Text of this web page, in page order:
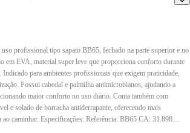
uso profissional tipo sapato BB65, fechado na parte superior e no
em EVA, material super leve que proporciona conforto durante
para ambientes profissionais que exigem praticidade,
Possui cabedal e palmilha antimicrobianos, ajudando a
maior conforto no uso diário. Conta também com
e solado de borracha antiderrapante, oferecendo mais
ao caminhar. Especificações: Referência: BB65 CA: 31.898